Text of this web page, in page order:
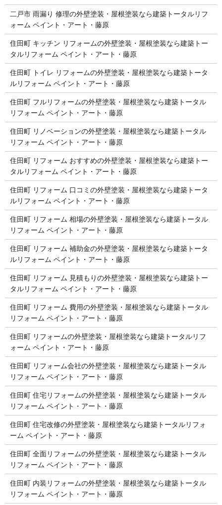
二戸市 雨漏り 修理の外壁塗装・屋根塗装なら建築トータルリフ
ォーム ペイント・アート・藤原
住田町 キッチン リフォームの外壁塗装・屋根塗装なら建築トー
タルリフォーム ペイント・アート・藤原
住田町 トイレ リフォームの外壁塗装・屋根塗装なら建築トータ
ルリフォーム ペイント・アート・藤原
住田町 フルリフォームの外壁塗装・屋根塗装なら建築トータル
リフォーム ペイント・アート・藤原
住田町 リノベーションの外壁塗装・屋根塗装なら建築トータル
リフォーム ペイント・アート・藤原
住田町 リフォーム おすすめの外壁塗装・屋根塗装なら建築トー
タルリフォーム ペイント・アート・藤原
住田町 リフォーム 口コミの外壁塗装・屋根塗装なら建築トータ
ルリフォーム ペイント・アート・藤原
住田町 リフォーム 相場の外壁塗装・屋根塗装なら建築トータル
リフォーム ペイント・アート・藤原
住田町 リフォーム 補助金の外壁塗装・屋根塗装なら建築トータ
ルリフォーム ペイント・アート・藤原
住田町 リフォーム 見積もりの外壁塗装・屋根塗装なら建築トー
タルリフォーム ペイント・アート・藤原
住田町 リフォーム 費用の外壁塗装・屋根塗装なら建築トータル
リフォーム ペイント・アート・藤原
住田町 リフォームの外壁塗装・屋根塗装なら建築トータルリフ
ォーム ペイント・アート・藤原
住田町 リフォーム会社の外壁塗装・屋根塗装なら建築トータル
リフォーム ペイント・アート・藤原
住田町 住宅リフォームの外壁塗装・屋根塗装なら建築トータル
リフォーム ペイント・アート・藤原
住田町 住宅改修の外壁塗装・屋根塗装なら建築トータルリフォ
ーム ペイント・アート・藤原
住田町 全面リフォームの外壁塗装・屋根塗装なら建築トータル
リフォーム ペイント・アート・藤原
住田町 内装リフォームの外壁塗装・屋根塗装なら建築トータル
リフォーム ペイント・アート・藤原